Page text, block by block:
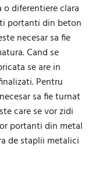
o diferentiere clara
portanti din beton
necesar sa fie
Cand se
se are in
Pentru
sa fie turnat
care se vor zidi
portanti din metal
de staplii metalici